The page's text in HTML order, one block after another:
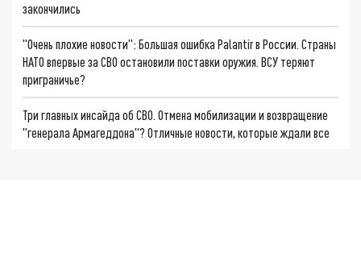
закончились
"Очень плохие новости": Большая ошибка Palantir в России. Страны
НАТО впервые за СВО остановили поставки оружия. ВСУ теряют
приграничье?
Три главных инсайда об СВО. Отмена мобилизации и возвращение
"генерала Армагеддона"? Отличные новости, которые ждали все